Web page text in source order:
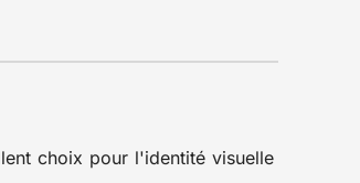
choix pour l'identité visuelle